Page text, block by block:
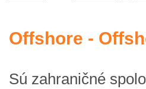
Offshore -
Sú zahraničné